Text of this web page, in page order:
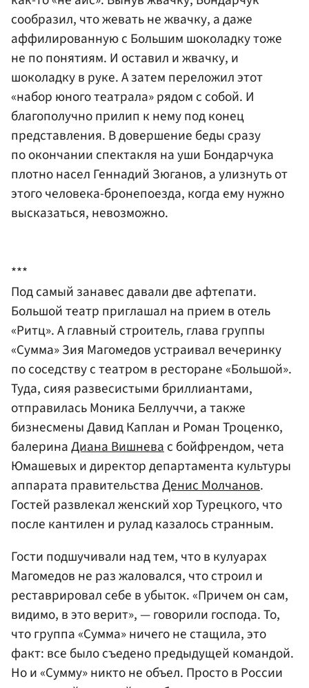
сообразил, что жевать не жвачку, а даже
аффилированную с Большим шоколадку тоже
не по понятиям. И оставил и жвачку, и
шоколадку в руке. А затем переложил этот
«набор юного театрала» рядом с собой. И
благополучно прилип к нему под конец
представления. В довершение беды сразу
по окончании спектакля на уши Бондарчука
плотно насел Геннадий Зюганов, а улизнуть от
этого человека-бронепоезда, когда ему нужно
высказаться, невозможно.
***
Под самый занавес давали две афтепати.
Большой театр приглашал на прием в отель
«Ритц». А главный строитель, глава группы
«Сумма» Зия Магомедов устраивал вечеринку
по соседству с театром в ресторане «Большой».
Туда, сияя развесистыми бриллиантами,
отправилась Моника Беллуччи, а также
бизнесмены Давид Каплан и Роман Троценко,
балеринаДиана Вишневас бойфрендом, чета
Юмашевых и директор департамента культуры
аппарата правительстваДенис Молчанов.
Гостей развлекал женский хор Турецкого, что
после кантилен и рулад казалось странным.
Гости подшучивали над тем, что в кулуарах
Магомедов не раз жаловался, что строил и
реставрировал себе в убыток. «Причем он сам,
видимо, в это верит», — говорили господа. То,
что группа «Сумма» ничего не стащила, это
факт: все было съедено предыдущей командой.
Но и «Сумму» никто не объел. Просто в России